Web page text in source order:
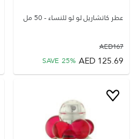
عطر كاتشاريل لو لو للنساء - 50 مل
167
AED
125.69
AED
SAVE 25%